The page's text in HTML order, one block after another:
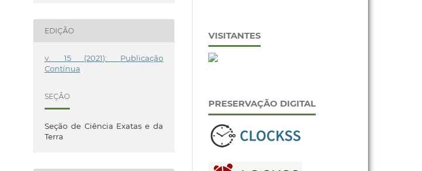
EDIÇÃO
v. 15 (2021): Publicação
Contínua
SEÇÃO
Seção de Ciência Exatas e da
Terra
VISITANTES
PRESERVAÇÃO DIGITAL